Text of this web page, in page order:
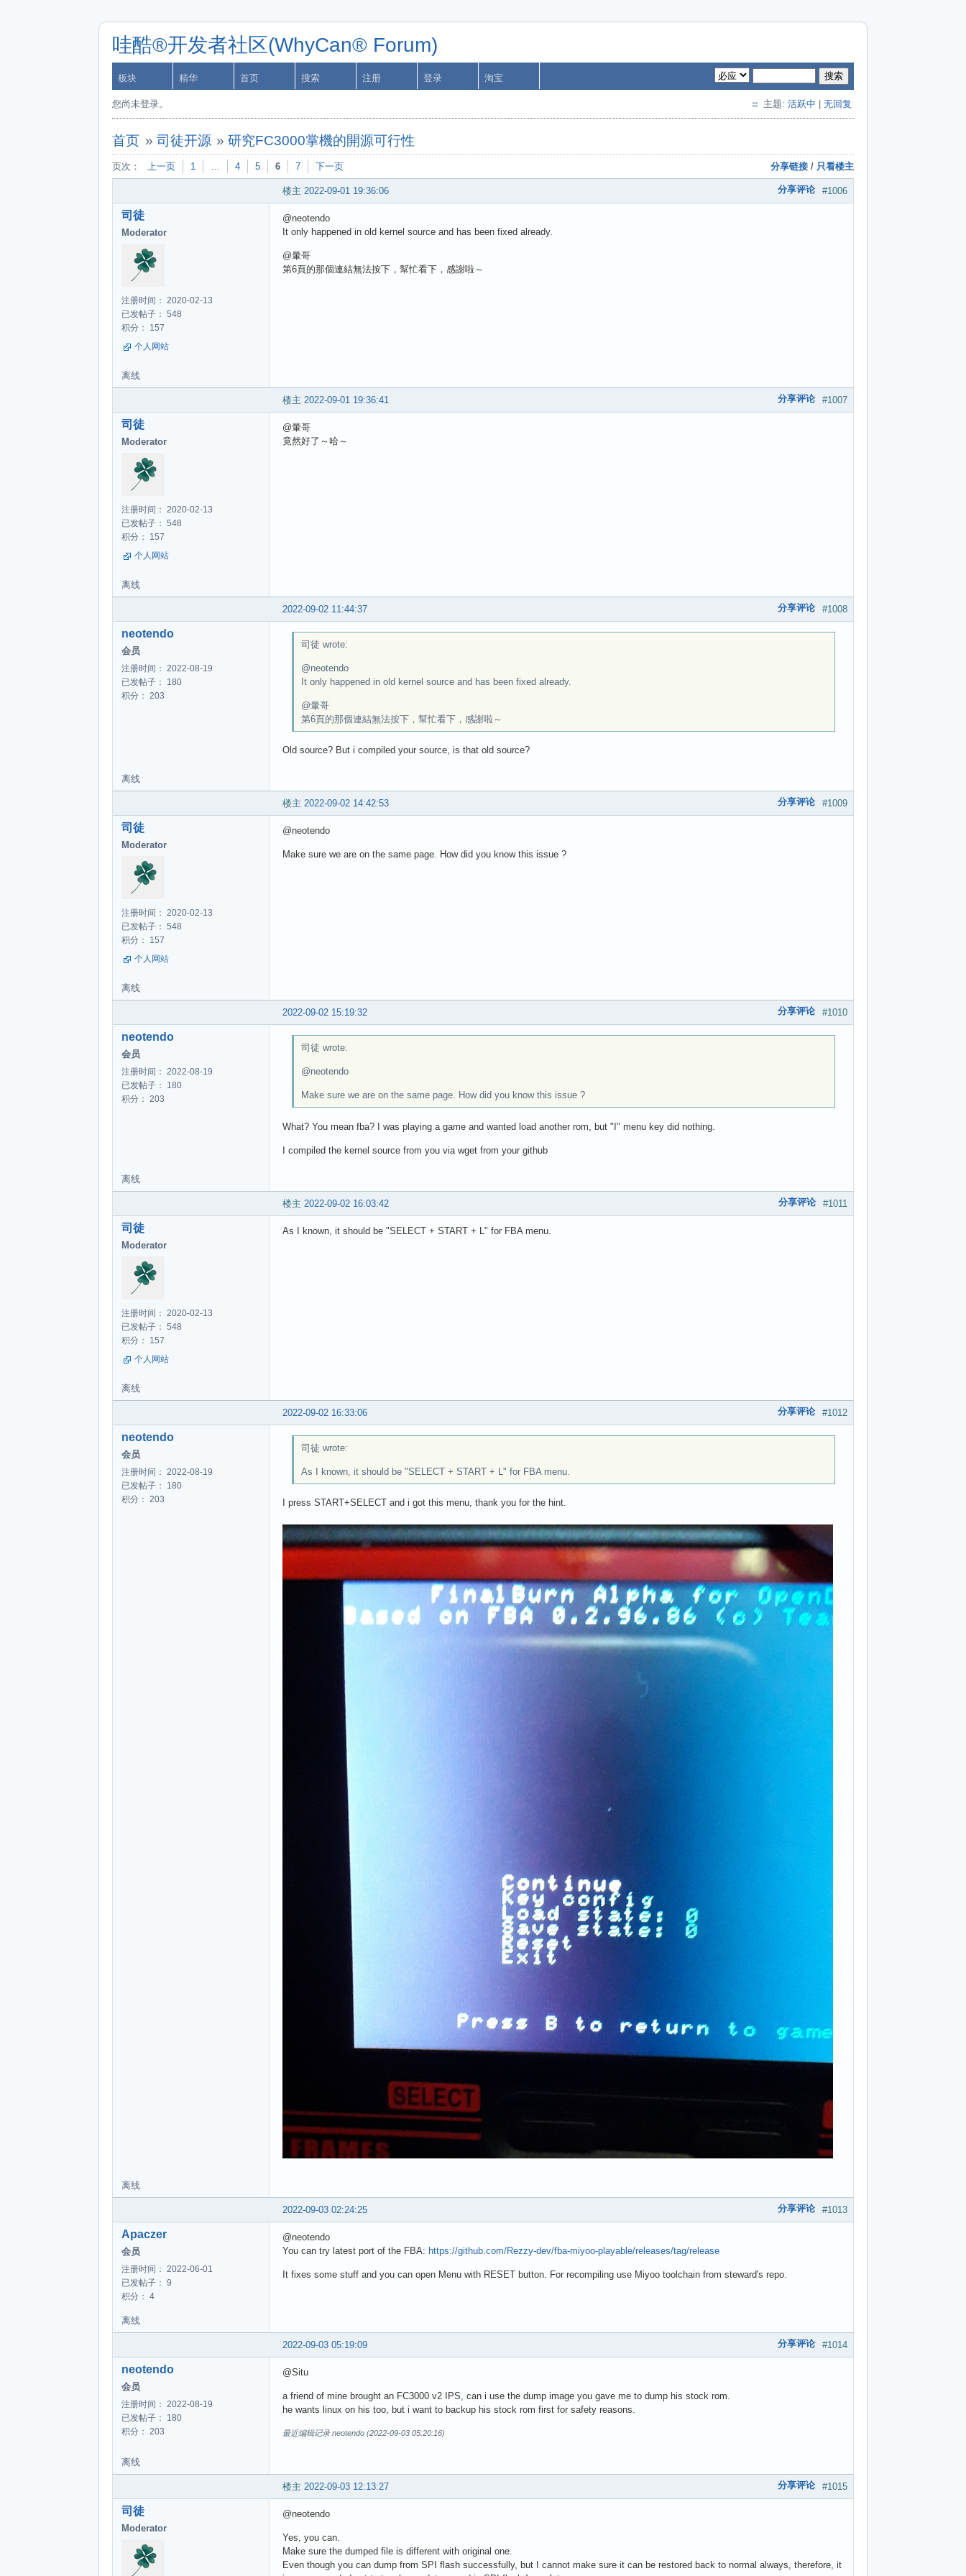
哇酷®开发者社区(WhyCan® Forum)
板块 精华 首页 搜索 注册 登录 淘宝 搜索
您尚未登录。 主题: 活跃中 无回复
首页 » 司徒开源 »研究FC3000掌機的開源可行性
页次： 上一页 1 … 4 5 6 7 下一页 分享链接 / 只看楼主
楼主 #1006
2022-09-01 19:36:06 分享评论
司徒
Moderator
注册时间： 2020-02-13
已发帖子： 548
积分： 157
个人网站
@neotendo
It only happened in old kernel source and has been fixed already.
@暈哥
第6頁的那個連結無法按下，幫忙看下，感謝啦～
离线
楼主 #1007
2022-09-01 19:36:41 分享评论
司徒
Moderator
注册时间： 2020-02-13
已发帖子： 548
积分： 157
个人网站
@暈哥
竟然好了～哈～
离线
#1008
2022-09-02 11:44:37 分享评论
neotendo
会员
注册时间： 2022-08-19
已发帖子： 180
积分： 203
司徒 wrote:
@neotendo
It only happened in old kernel source and has been fixed already.
@暈哥
第6頁的那個連結無法按下，幫忙看下，感謝啦～
Old source? But i compiled your source, is that old source?
离线
楼主 #1009
2022-09-02 14:42:53 分享评论
司徒
Moderator
注册时间： 2020-02-13
已发帖子： 548
积分： 157
个人网站
@neotendo
Make sure we are on the same page. How did you know this issue ?
离线
#1010
2022-09-02 15:19:32 分享评论
neotendo
会员
注册时间： 2022-08-19
已发帖子： 180
积分： 203
司徒 wrote:
@neotendo
Make sure we are on the same page. How did you know this issue ?
What? You mean fba? I was playing a game and wanted load another rom, but "I" menu key did nothing.
I compiled the kernel source from you via wget from your github
离线
楼主 #1011
2022-09-02 16:03:42 分享评论
司徒
Moderator
注册时间： 2020-02-13
已发帖子： 548
积分： 157
个人网站
As I known, it should be "SELECT + START + L" for FBA menu.
离线
#1012
2022-09-02 16:33:06 分享评论
neotendo
会员
注册时间： 2022-08-19
已发帖子： 180
积分： 203
司徒 wrote:
As I known, it should be "SELECT + START + L" for FBA menu.
I press START+SELECT and i got this menu, thank you for the hint.
离线
#1013
2022-09-03 02:24:25 分享评论
Apaczer
会员
注册时间： 2022-06-01
已发帖子： 9
积分： 4
@neotendo
You can try latest port of the FBA: https://github.com/Rezzy-dev/fba-miyoo-playable/releases/tag/release
It fixes some stuff and you can open Menu with RESET button. For recompiling use Miyoo toolchain from steward's repo.
离线
#1014
2022-09-03 05:19:09 分享评论
neotendo
会员
注册时间： 2022-08-19
已发帖子： 180
积分： 203
@Situ
a friend of mine brought an FC3000 v2 IPS, can i use the dump image you gave me to dump his stock rom.
he wants linux on his too, but i want to backup his stock rom first for safety reasons.
最近编辑记录 neotendo (2022-09-03 05:20:16)
离线
楼主 #1015
2022-09-03 12:13:27 分享评论
司徒
Moderator
@neotendo
Yes, you can.
Make sure the dumped file is different with original one.
Even though you can dump from SPI flash successfully, but I cannot make sure it can be restored back to normal always, therefore, it